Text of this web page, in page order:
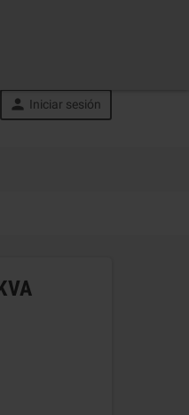
 Iniciar sesión